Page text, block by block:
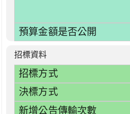
預算金額是否公開
招標資料
招標方式
決標方式
新增公告傳輸次數